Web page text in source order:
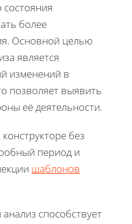
более
Основной целью
является
изменений в
позволяет выявить
её деятельности.
без
период и
шаблонов
способствует